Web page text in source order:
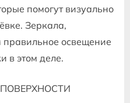
помогут визуально
Зеркала‚
правильное освещение
в этом деле.